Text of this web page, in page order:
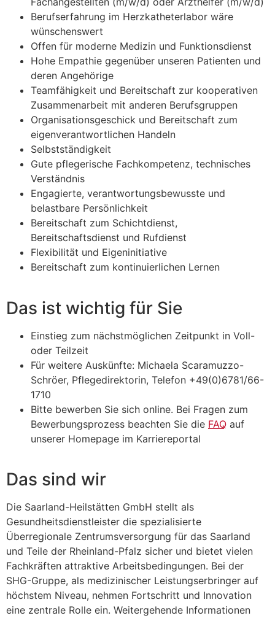
Berufserfahrung im Herzkatheterlabor wäre
wünschenswert
Offen für moderne Medizin und Funktionsdienst
Hohe Empathie gegenüber unseren Patienten und
deren Angehörige
Teamfähigkeit und Bereitschaft zur kooperativen
Zusammenarbeit mit anderen Berufsgruppen
Organisationsgeschick und Bereitschaft zum
eigenverantwortlichen Handeln
Selbstständigkeit
Gute pflegerische Fachkompetenz, technisches
Verständnis
Engagierte, verantwortungsbewusste und
belastbare Persönlichkeit
Bereitschaft zum Schichtdienst,
Bereitschaftsdienst und Rufdienst
Flexibilität und Eigeninitiative
Bereitschaft zum kontinuierlichen Lernen
Das ist wichtig für Sie
Einstieg zum nächstmöglichen Zeitpunkt in Voll-
oder Teilzeit
Für weitere Auskünfte: Michaela Scaramuzzo-
Schröer, Pflegedirektorin, Telefon +49(0)6781/66-
1710
Bitte bewerben Sie sich online. Bei Fragen zum
Bewerbungsprozess beachten Sie die FAQ auf
unserer Homepage im Karriereportal
Das sind wir
Die Saarland-Heilstätten GmbH stellt als
Gesundheitsdienstleister die spezialisierte
Überregionale Zentrumsversorgung für das Saarland
und Teile der Rheinland-Pfalz sicher und bietet vielen
Fachkräften attraktive Arbeitsbedingungen. Bei der
SHG-Gruppe, als medizinischer Leistungserbringer auf
höchstem Niveau, nehmen Fortschritt und Innovation
eine zentrale Rolle ein. Weitergehende Informationen